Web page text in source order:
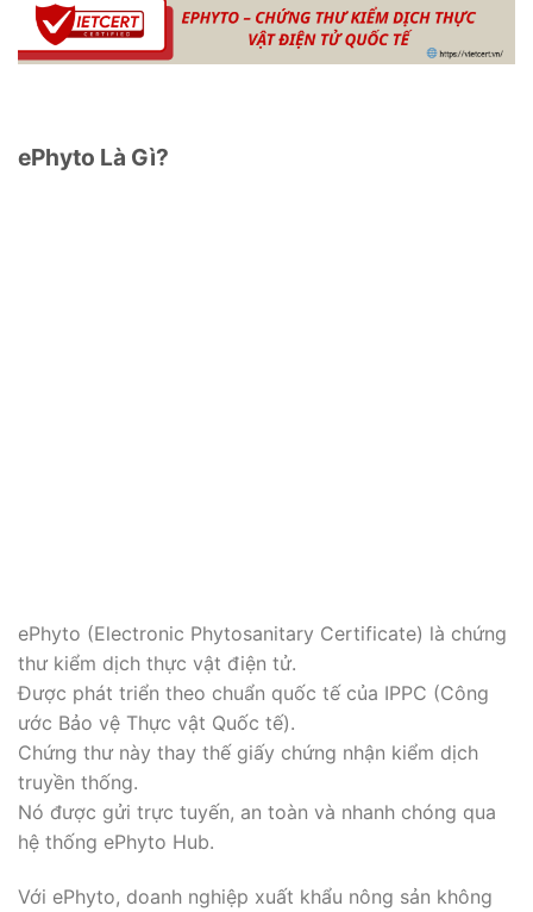
ePhyto Là Gì?
ePhyto (Electronic Phytosanitary Certificate) là chứng
thư kiểm dịch thực vật điện tử.
Được phát triển theo chuẩn quốc tế của IPPC (Công
ước Bảo vệ Thực vật Quốc tế).
Chứng thư này thay thế giấy chứng nhận kiểm dịch
truyền thống.
Nó được gửi trực tuyến, an toàn và nhanh chóng qua
hệ thống ePhyto Hub.
Với ePhyto, doanh nghiệp xuất khẩu nông sản không